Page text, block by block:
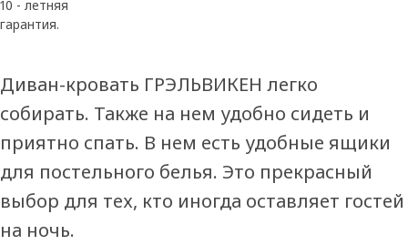
10 - летняя
гарантия.
Диван-кровать ГРЭЛЬВИКЕН легко
собирать. Также на нем удобно сидеть и
приятно спать. В нем есть удобные ящики
для постельного белья. Это прекрасный
выбор для тех, кто иногда оставляет гостей
на ночь.